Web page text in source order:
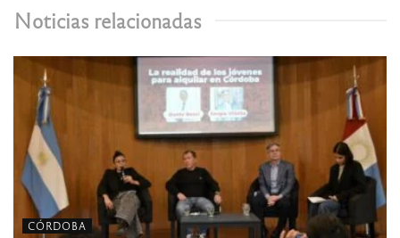
Noticias relacionadas
CÓRDOBA